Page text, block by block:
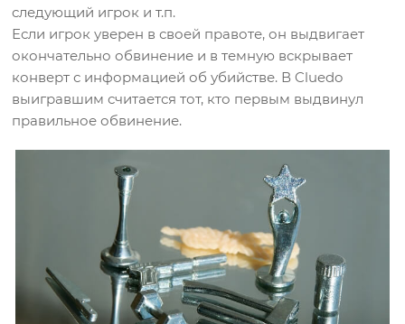
следующий игрок и т.п.
Если игрок уверен в своей правоте, он выдвигает
окончательно обвинение и в темную вскрывает
конверт с информацией об убийстве. В Cluedo
выигравшим считается тот, кто первым выдвинул
правильное обвинение.